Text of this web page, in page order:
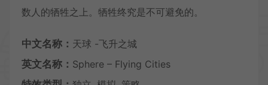
数人的牺牲之上。牺牲终究是不可避免的。
中文名称： 天球 -飞升之城
英文名称： Sphere – Flying Cities